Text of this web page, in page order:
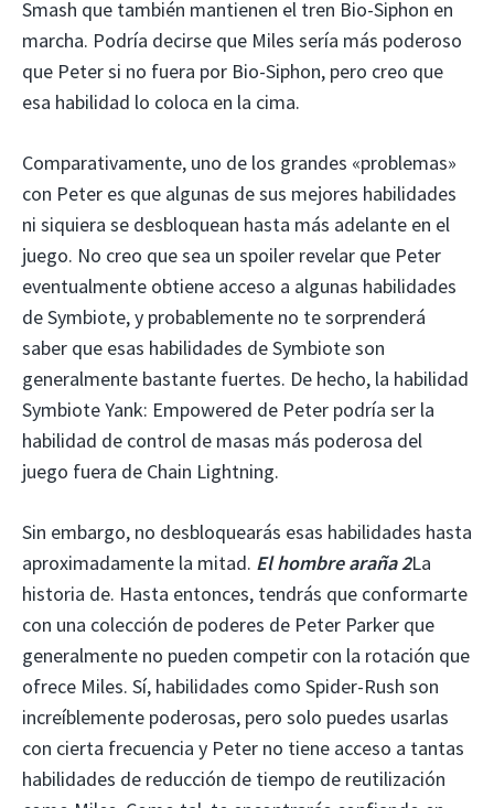
Smash que también mantienen el tren Bio-Siphon en
marcha. Podría decirse que Miles sería más poderoso
que Peter si no fuera por Bio-Siphon, pero creo que
esa habilidad lo coloca en la cima.
Comparativamente, uno de los grandes «problemas»
con Peter es que algunas de sus mejores habilidades
ni siquiera se desbloquean hasta más adelante en el
juego. No creo que sea un spoiler revelar que Peter
eventualmente obtiene acceso a algunas habilidades
de Symbiote, y probablemente no te sorprenderá
saber que esas habilidades de Symbiote son
generalmente bastante fuertes. De hecho, la habilidad
Symbiote Yank: Empowered de Peter podría ser la
habilidad de control de masas más poderosa del
juego fuera de Chain Lightning.
Sin embargo, no desbloquearás esas habilidades hasta
aproximadamente la mitad. El hombre araña 2La
historia de. Hasta entonces, tendrás que conformarte
con una colección de poderes de Peter Parker que
generalmente no pueden competir con la rotación que
ofrece Miles. Sí, habilidades como Spider-Rush son
increíblemente poderosas, pero solo puedes usarlas
con cierta frecuencia y Peter no tiene acceso a tantas
habilidades de reducción de tiempo de reutilización